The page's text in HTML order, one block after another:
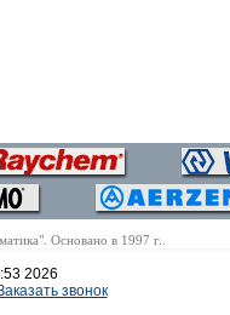
Основано в 1997 г..
2026
звонок